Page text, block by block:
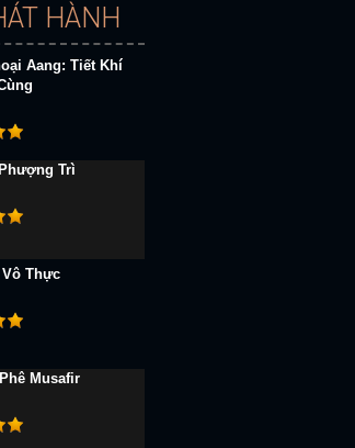
HÀNH
Aang: Tiết Khí
Trì
Vô Thực
Musafir